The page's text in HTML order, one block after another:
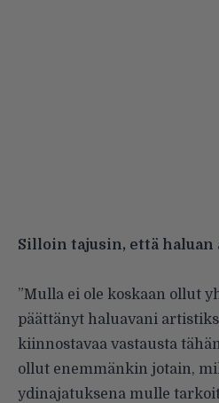
Silloin tajusin, että
”Mulla ei ole koskaan ollut
päättänyt haluavani
kiinnostavaa vastausta
ollut enemmänkin jotain,
ydinajatuksena mulle